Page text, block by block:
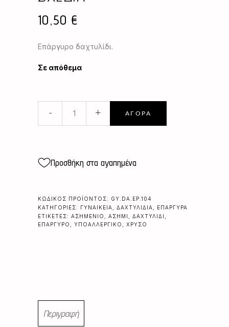
10,50 €
Επάργυρο δαχτυλίδι.
Σε απόθεμα
ΗΜΙΚΥΚΛΙΟ
- + ΑΓΟΡΆ
Προσθήκη στα αγαπημένα
ΚΩΔΙΚΌΣ ΠΡΟΪΌΝΤΟΣ: GY.DA.EP.104
ΚΑΤΗΓΟΡΊΕΣ: ΓΥΝΑΙΚΕΊΑ ΔΑΧΤΥΛΊΔΙΑ
ΕΠΆΡΓΥΡΑ
ΕΤΙΚΈΤΕΣ: ΑΣΗΜΈΝΙΟ ΑΣΗΜΊ ΔΑΧΤΥΛΊΔΙ
ΕΠΆΡΓΥΡΟ
ΥΠΟΑΛΛΕΡΓΙΚΌ ΧΡΥΣΌ
Περιγραφή